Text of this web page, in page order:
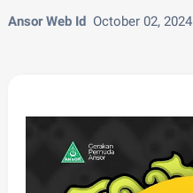
Ansor Web Id October 02, 2024